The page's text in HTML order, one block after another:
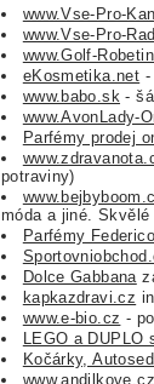
www.Vse-Pro-
www.Vse-Pro-
www.Golf-
eKosmetika.net -
www.babo.sk -
www.AvonLady-
Parfémy prodej
potraviny)
móda a jiné.
Parfémy
Dolce Gabbana
kapkazdravi.cz
www.e-bio.cz -
LEGO a DUPLO
Kočárky,
www.andilkove.cz